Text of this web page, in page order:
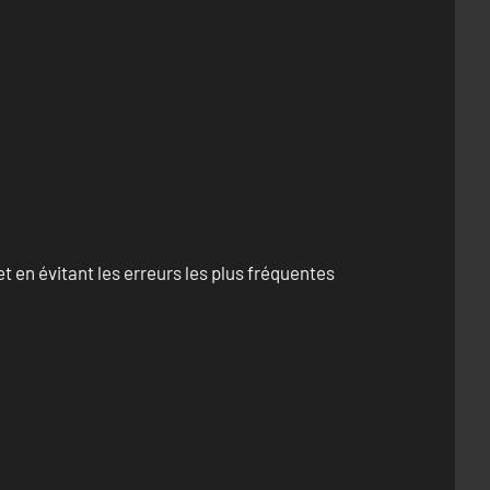
en évitant les erreurs les plus fréquentes